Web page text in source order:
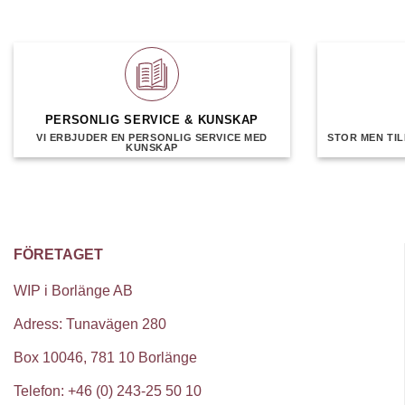
PERSONLIG SERVICE & KUNSKAP
VI ERBJUDER EN PERSONLIG SERVICE MED
KUNSKAP
STOR MEN
FÖRETAGET
WIP i Borlänge AB
Adress: Tunavägen 280
Box 10046, 781 10 Borlänge
Telefon: +46 (0) 243-25 50 10